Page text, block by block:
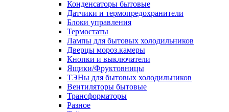
Конденсаторы бытовые
Датчики и термопредохранители
Блоки управления
Термостаты
Лампы для бытовых холодильников
Дверцы мороз.камеры
Кнопки и выключатели
Ящики/Фруктовницы
ТЭНы для бытовых холодильников
Вентиляторы бытовые
Трансформаторы
Разное